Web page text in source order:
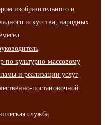
изобразительного и
искусства, народных
культурно-массовому
и реализации услуг
постановочной
служба